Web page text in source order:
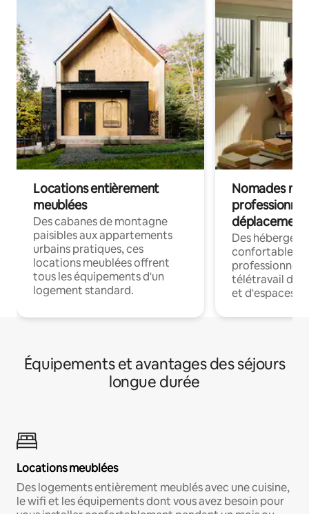
Locations entièrement
meublées
Des cabanes de montagne
paisibles aux appartements
urbains pratiques, ces
locations meublées offrent
tous les équipements d'un
logement standard.
Nomades
déplacement
Des
confortables
professionnels
télétravail
et d'espaces
Équipements et avantages des séjours
longue durée
Locations meublées
Des logements entièrement meublés avec une cuisine,
le wifi et les équipements dont vous avez besoin pour